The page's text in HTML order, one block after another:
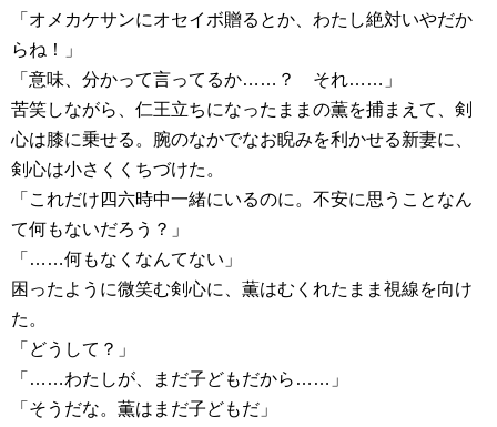
「オメカケサンにオセイボ贈るとか、わたし絶対いやだか
らね！」
「意味、分かって言ってるか……？ それ……」
苦笑しながら、仁王立ちになったままの薫を捕まえて、剣
心は膝に乗せる。腕のなかでなお睨みを利かせる新妻に、
剣心は小さくくちづけた。
「これだけ四六時中一緒にいるのに。不安に思うことなん
て何もないだろう？」
「……何もなくなんてない」
困ったように微笑む剣心に、薫はむくれたまま視線を向け
た。
「どうして？」
「……わたしが、まだ子どもだから……」
「そうだな。薫はまだ子どもだ」